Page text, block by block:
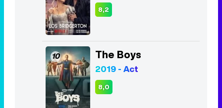
8,2
10 The Boys
2019 - Act
8,0